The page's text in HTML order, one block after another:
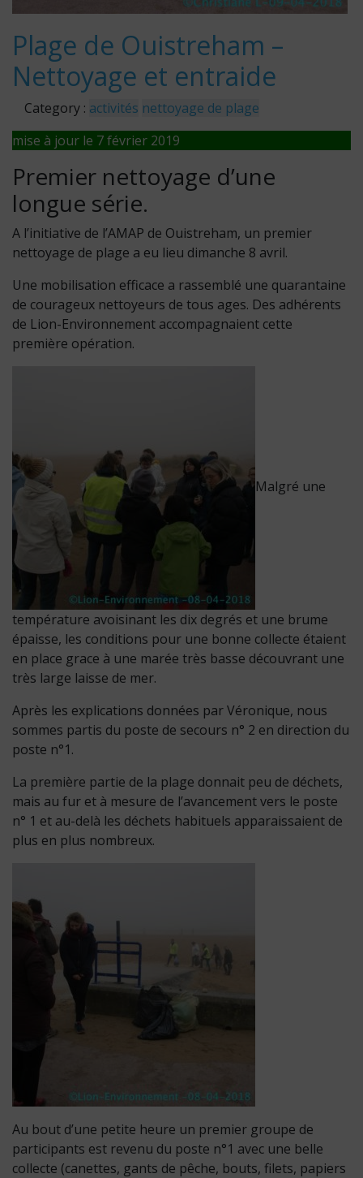
Plage de Ouistreham –
Nettoyage et entraide
Category : activités nettoyage de plage
mise à jour le 7 février 2019
Premier nettoyage d’une
longue série.
A l’initiative de l’AMAP de Ouistreham, un premier
nettoyage de plage a eu lieu dimanche 8 avril.
Une mobilisation efficace a rassemblé une quarantaine
de courageux nettoyeurs de tous ages. Des adhérents
de Lion-Environnement accompagnaient cette
première opération.
Malgré une
température avoisinant les dix degrés et une brume
épaisse, les conditions pour une bonne collecte étaient
en place grace à une marée très basse découvrant une
très large laisse de mer.
Après les explications données par Véronique, nous
sommes partis du poste de secours n° 2 en direction du
poste n°1.
La première partie de la plage donnait peu de déchets,
mais au fur et à mesure de l’avancement vers le poste
n° 1 et au-delà les déchets habituels apparaissaient de
plus en plus nombreux.
Au bout d’une petite heure un premier groupe de
participants est revenu du poste n°1 avec une belle
collecte (canettes, gants de pêche, bouts, filets, papiers